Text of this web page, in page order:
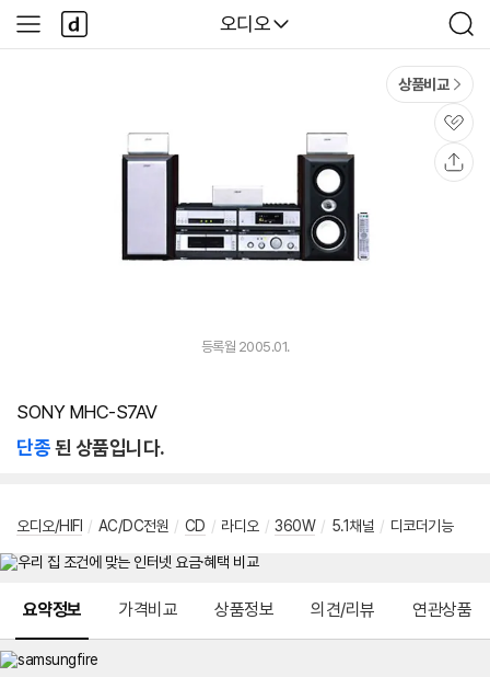
다나와
오디오
검
색
사
이
다
나
와
상품비교
관
심
등록월 2005.01.
SONY MHC-S7AV
단종된 상품입니다.
오디오/HIFI / AC/DC전원 / CD / 라디오 / 360W / 5.1채널 / 디코더기능
요약정보 가격비교 상품정보 의견/리뷰 연관상품